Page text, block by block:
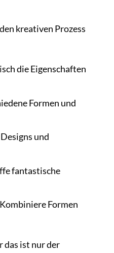
kreativen Prozess
die Eigenschaften
Formen und
und
fantastische
Formen
das ist nur der